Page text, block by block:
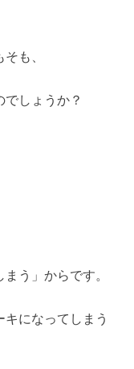
も、
しょうか？
う」からです。
キになってしまう